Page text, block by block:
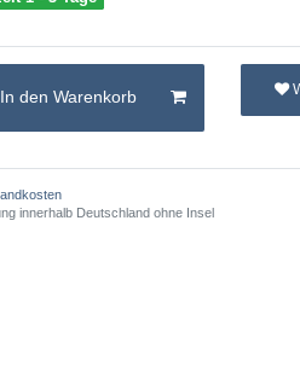
In den Warenkorb
innerhalb Deutschland ohne Insel